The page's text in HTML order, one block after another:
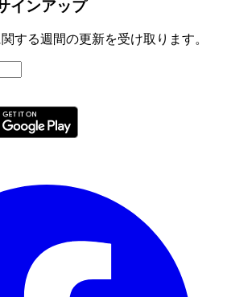
インアップ
する週間の更新を受け取ります。